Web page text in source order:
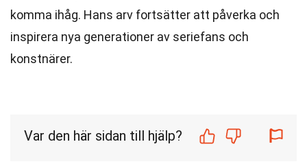
komma ihåg. Hans arv fortsätter att påverka och
inspirera nya generationer av seriefans och
konstnärer.
Var den här sidan till hjälp?